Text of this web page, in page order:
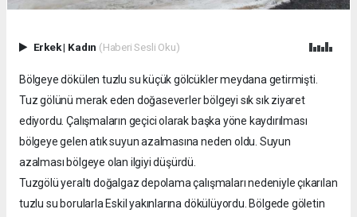
Erkek| Kadın (Haberi Sesli Oku)
Bölgeye dökülen tuzlu su küçük gölcükler meydana getirmişti.
Tuz gölünü merak eden doğaseverler bölgeyi sık sık ziyaret
ediyordu. Çalışmaların geçici olarak başka yöne kaydırılması
bölgeye gelen atık suyun azalmasına neden oldu. Suyun
azalması bölgeye olan ilgiyi düşürdü.
Tuzgölü yeraltı doğalgaz depolama çalışmaları nedeniyle çıkarılan
tuzlu su borularla Eskil yakınlarına dökülüyordu. Bölgede göletin